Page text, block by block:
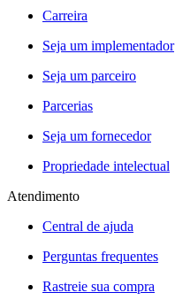
Carreira
Seja um implementador
Seja um parceiro
Parcerias
Seja um fornecedor
Propriedade intelectual
Atendimento
Central de ajuda
Perguntas frequentes
Rastreie sua compra